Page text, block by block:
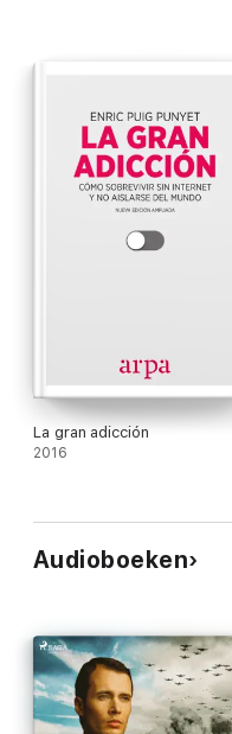
La gran adicción
2016
Audioboeken